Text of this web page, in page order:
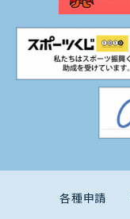
各種申請